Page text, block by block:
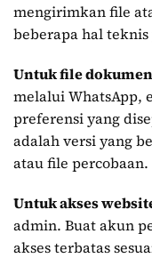
mengirimkan file
beberapa hal
Untuk file
melalui WhatsApp,
preferensi yang
adalah versi yang
atau file percobaan.
Untuk akses
admin. Buat akun
akses terbatas